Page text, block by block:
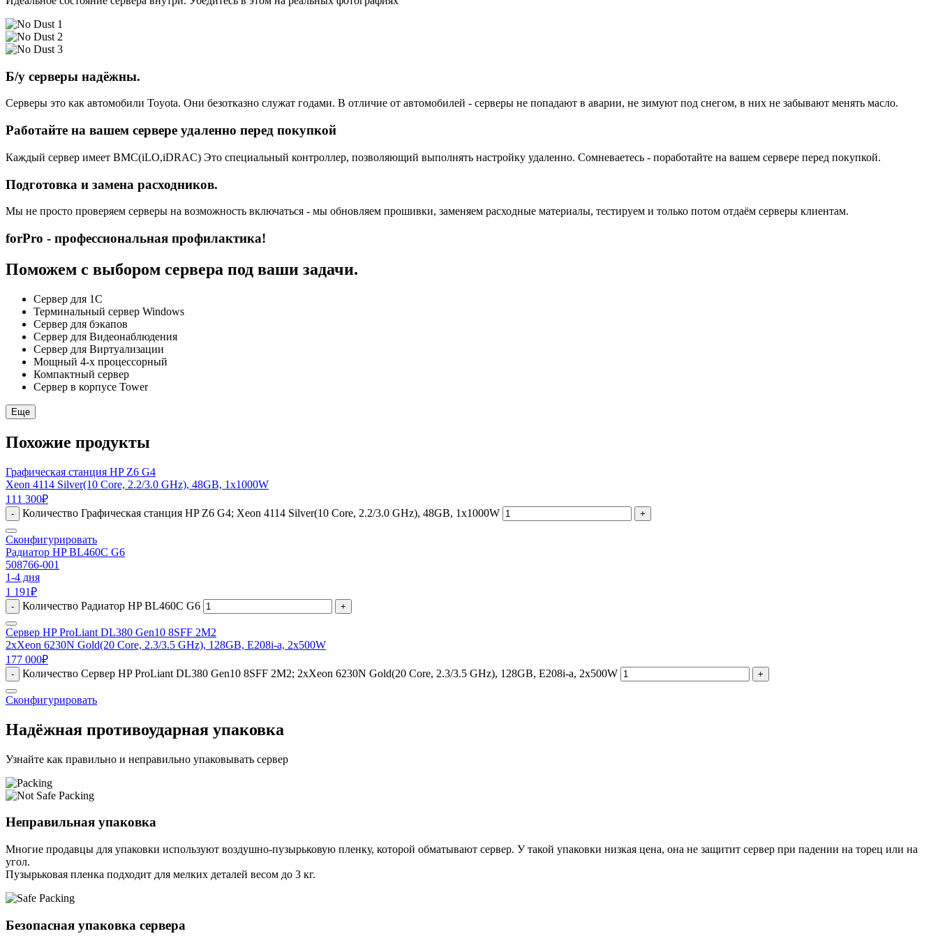
Б/у серверы надёжны.
Серверы это как автомобили Toyota. Они безотказно служат годами. В отличие от автомобилей - серверы не попадают в аварии, не зимуют под снегом, в них не забывают менять масло.
Работайте на вашем сервере удаленно перед покупкой
Каждый сервер имеет BMC(iLO,iDRAC) Это специальный контроллер, позволяющий выполнять настройку удаленно. Сомневаетесь - поработайте на вашем сервере перед покупкой.
Подготовка и замена расходников.
Мы не просто проверяем серверы на возможность включаться - мы обновляем прошивки, заменяем расходные материалы, тестируем и только потом отдаём серверы клиентам.
forPro - профессиональная профилактика!
Поможем с выбором сервера под ваши задачи.
Сервер для 1С
Терминальный сервер Windows
Сервер для бэкапов
Сервер для Видеонаблюдения
Сервер для Виртуализации
Мощный 4-х процессорный
Компактный сервер
Сервер в корпусе Tower
Еще
Похожие продукты
Графическая станция HP Z6 G4
Xeon 4114 Silver(10 Core, 2.2/3.0 GHz), 48GB, 1x1000W
111 300₽
- Количество Графическая станция HP Z6 G4; Xeon 4114 Silver(10 Core, 2.2/3.0 GHz), 48GB, 1x1000W +
Сконфигурировать
Радиатор HP BL460C G6
508766-001
1-4 дня
1 191₽
- Количество Радиатор HP BL460C G6 +
Сервер HP ProLiant DL380 Gen10 8SFF 2M2
2xXeon 6230N Gold(20 Core, 2.3/3.5 GHz), 128GB, E208i-a, 2x500W
177 000₽
- Количество Сервер HP ProLiant DL380 Gen10 8SFF 2M2; 2xXeon 6230N Gold(20 Core, 2.3/3.5 GHz), 128GB, E208i-a, 2x500W +
Сконфигурировать
Надёжная противоударная упаковка
Узнайте как правильно и неправильно упаковывать сервер
Неправильная упаковка
Многие продавцы для упаковки используют воздушно-пузырьковую пленку, которой обматывают сервер. У такой упаковки низкая цена, она не защитит сервер при падении на торец или на
угол.
Пузырьковая пленка подходит для мелких деталей весом до 3 кг.
Безопасная упаковка сервера